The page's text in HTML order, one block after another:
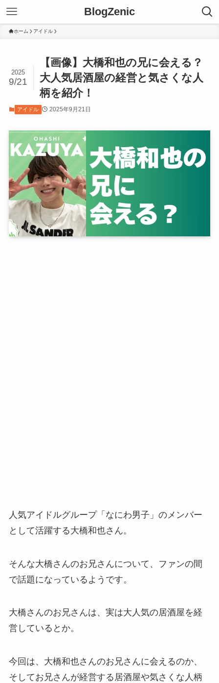
BlogZenic
ホーム アイドル
【画像】大橋和也の兄に会える？
大人気居酒屋の経営と気さくな人
柄を紹介！
2025
9/21
アイドル 2025年9月21日
人気アイドルグループ「なにわ男子」のメンバー
として活躍する大橋和也さん。
そんな大橋さんのお兄さんについて、ファンの間
で話題になっているようです。
大橋さんのお兄さんは、実は大人気の居酒屋を経
営しているとか。
今回は、大橋和也さんのお兄さんに会えるのか、
そしてお兄さんが経営する居酒屋や気さくな人柄